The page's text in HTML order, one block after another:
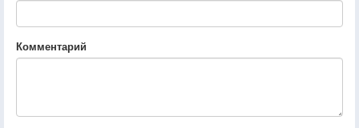
Комментарий